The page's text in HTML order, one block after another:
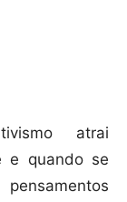
atrai
e quando se